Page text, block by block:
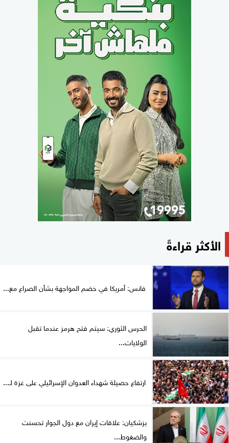
الأكثر قراءةً
فانس: أمريكا في خضم المواجهة بشأن الصراع مع...
الحرس الثوري: سيتم فتح هرمز عندما تقبل
الولايات...
ارتفاع حصيلة شهداء العدوان الإسرائيلي على غزة لـ...
بزشكيان: علاقات إيران مع دول الجوار تحسنت
والضغوط...